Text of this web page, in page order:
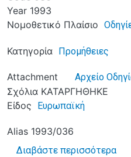
Year 1993
Νομοθετικό Πλαίσιο
Κατηγορία Προμήθειες
Attachment Αρχείο
Σχόλια ΚΑΤΑΡΓΗΘΗΚΕ
Είδος
Ευρωπαϊκή
Alias 1993/036
Διαβάστε περισσότερα